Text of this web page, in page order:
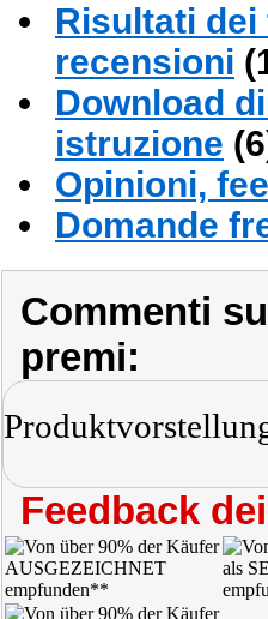
Risultati
recensioni
Download
istruzione
Opinioni,
Domande
Commenti
premi:
Feedback